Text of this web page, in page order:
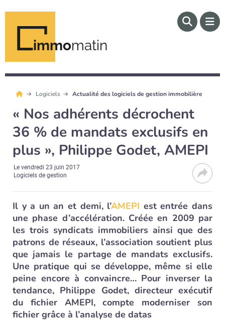
immomatin
Logiciels Actualité des logiciels de gestion immobilière
« Nos adhérents décrochent
36 % de mandats exclusifs en
plus », Philippe Godet, AMEPI
Levendredi 23 juin 2017
Logiciels de gestion
Il y a un an et demi, l’AMEPI est entrée dans
une phase d’accélération. Créée en 2009 par
les trois syndicats immobiliers ainsi que des
patrons de réseaux, l’association soutient plus
que jamais le partage de mandats exclusifs.
Une pratique qui se développe, même si elle
peine encore à convaincre… Pour inverser la
tendance, Philippe Godet, directeur exécutif
du fichier AMEPI, compte moderniser son
fichier grâce à l’analyse de datas